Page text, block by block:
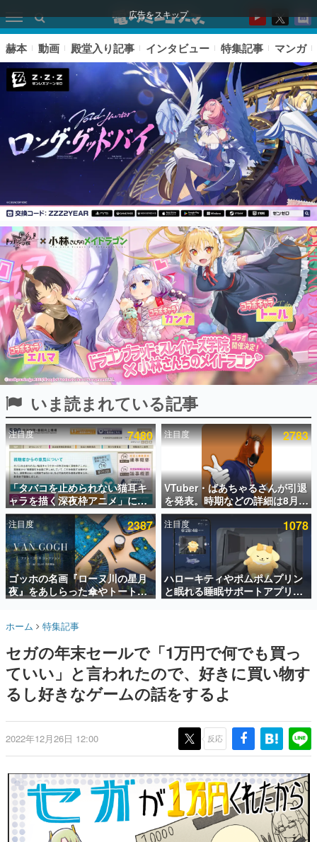
広告をスキップ
ピックアップ
電ファミのいま読まれている記事ランキング
アプリセール情報
インタビュー
連載・特集一覧
殿堂入り記事
SNS拡散数が数千以上！ ページビュー数万以上！ などな
ど。多くの人々に読まれた、電ファミ渾身の“殿堂入り”記
事をまとめました。
ゲームの企画書
名作ゲームクリエイターの方々に製作時のエピソードをお
聞きし、ヒットする企画（ゲーム）とは何か？を探ってい
きます。
赫本
この物語を解いてはいけない。『赫本』は、〈試験問題〉
の形をした短編ホラー小説集です。
新世代に訊く
これからのデジタルゲーム市場を担う若きクリエイター達
の姿を追い、彼らのルーツと情熱を探っていきます。
日本のコンテンツ産業やカルチャーに与えた影響を探る企
画です。
日本モバイルゲーム産業史
日本のモバイルゲーム史における主要なトピック・タイト
ルを網羅するほか、開発者へのインタビューや識者による
若ゲのいたり〜ゲームクリエイターの青春〜
『うつヌケ』『ペンと箸』等で知られるマンガ家・田中圭
一先生によるゲーム業界レポートマンガです。
なんでゲームは面白い？
ゲーム開発者・hamatsu氏がゲームの魅力を画面や操作の
具体的な形から解き明かしていく、硬派で骨太な評論連載
です。
赫本 動画 殿堂入り記事 インタビュー 特集記事 マンガ
いま読まれている記事
注目度 7480
「タバコを止められない猫耳キ
ャラを描く深夜枠アニメ」に視
聴者の一部から批判意見。違法
薬物の使用と思しき描写も含め
て、BPOが議論を交わす
注目度 2783
VTuber・ばあちゃるさんが引退
を発表。時期などの詳細は8月9
日15時からの配信で説明
注目度 2387
ゴッホの名画『ローヌ川の星月
夜』をあしらった傘やトートバ
ッグなどが登場。8月7日21時よ
注目度 1078
ハローキティやポムポムプリン
と眠れる睡眠サポートアプリ
『ゆめたび』が配信中。キャラ
ホーム 特集記事
セガの年末セールで「1万円で何でも買っ
ていい」と言われたので、好きに買い物す
るし好きなゲームの話をするよ
2022年12月26日 12:00 反応